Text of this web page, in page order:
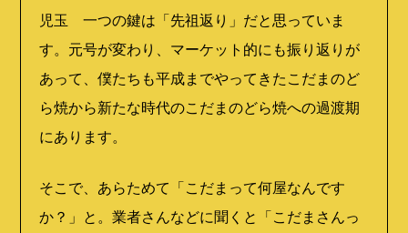
児玉 一つの鍵は「先祖返り」だと思っていま
す。元号が変わり、マーケット的にも振り返りが
あって、僕たちも平成までやってきたこだまのど
ら焼から新たな時代のこだまのどら焼への過渡期
にあります。
そこで、あらためて「こだまって何屋なんです
か？」と。業者さんなどに聞くと「こだまさんっ